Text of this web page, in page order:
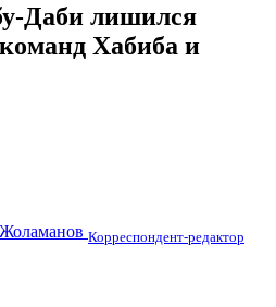
Даби лишился
Хабиба и
Корреспондент-редактор